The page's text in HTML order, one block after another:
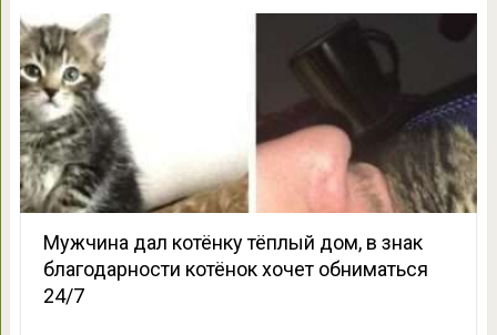
Мужчина дал котёнку тёплый дом, в знак
благодарности котёнок хочет обниматься
24/7